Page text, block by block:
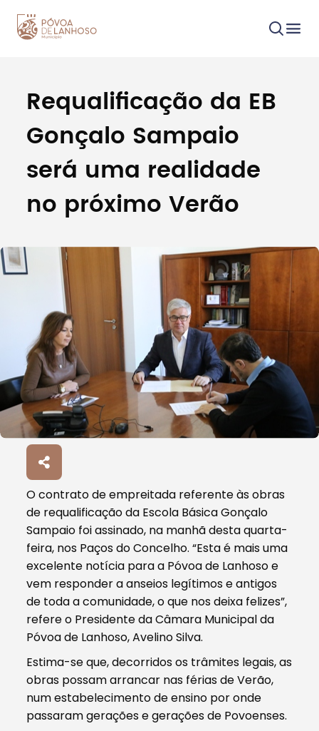
Procurar
Tipo de conteúdo
Filtros
Requalificação da EB
Gonçalo Sampaio
será uma realidade
no próximo Verão
O contrato de empreitada referente às obras
de requalificação da Escola Básica Gonçalo
Sampaio foi assinado, na manhã desta quarta-
feira, nos Paços do Concelho. “Esta é mais uma
excelente notícia para a Póvoa de Lanhoso e
vem responder a anseios legítimos e antigos
de toda a comunidade, o que nos deixa felizes”,
refere o Presidente da Câmara Municipal da
Póvoa de Lanhoso, Avelino Silva.
Estima-se que, decorridos os trâmites legais, as
obras possam arrancar nas férias de Verão,
num estabelecimento de ensino por onde
passaram gerações e gerações de Povoenses.